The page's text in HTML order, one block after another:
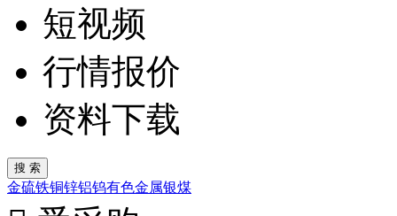
短视频
行情报价
资料下载
金硫铁铜锌铝钨有色金属银煤